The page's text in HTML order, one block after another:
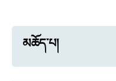
མཆོད་པ།